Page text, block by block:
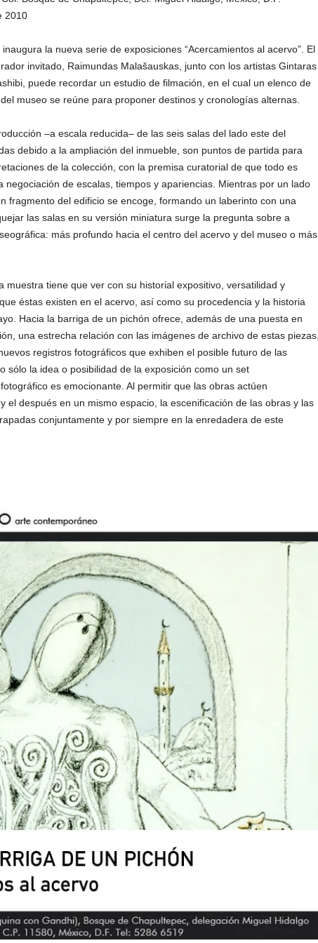
2010
la nueva serie de exposicio­nes “Acercamientos al acervo”. El
invitado, Raimundas Malašauskas, junto con los artistas Gintaras
puede recordar un estudio de filmación, en el cual un elenco de
mu­seo se reúne para proponer destinos y cronologías alternas.
–a escala reducida– de las seis salas del lado este del
debido a la ampliación del inmueble, son puntos de partida para
de la colección, con la premisa curatorial de que todo es
negociación de escalas, tiem­pos y apariencias. Mientras por un lado
fragmento del edificio se encoge, formando un laberinto con una
las salas en su versión miniatura surge la pregunta sobre a
más profundo hacia el centro del acervo y del museo o más
muestra tiene que ver con su historial expositivo, versatilidad y
éstas existen en el acervo, así como su procedencia y la historia
Hacia la barriga de un pichón ofrece, además de una puesta en
una estrecha relación con las imágenes de archivo de estas piezas,
registros fotográficos que exhiben el posible futuro de las
sólo la idea o posibilidad de la exposi­ción como un set
es emo­cionante. Al permitir que las obras actúen
el después en un mismo espacio, la escenificación de las obras y las
conjuntamente y por siempre en la enredadera de este